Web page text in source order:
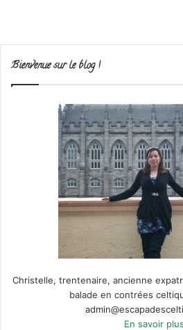
Bienvenue sur le blog !
Christelle, trentenaire, ancienne
balade en contrées
En savoir